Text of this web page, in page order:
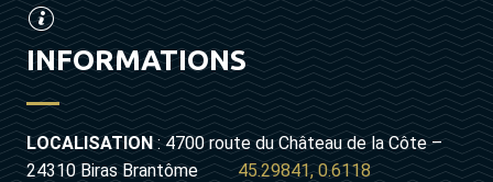
INFORMATIONS
LOCALISATION: 4700 route du Château de la Côte –
24310 Biras Brantôme45.29841, 0.6118